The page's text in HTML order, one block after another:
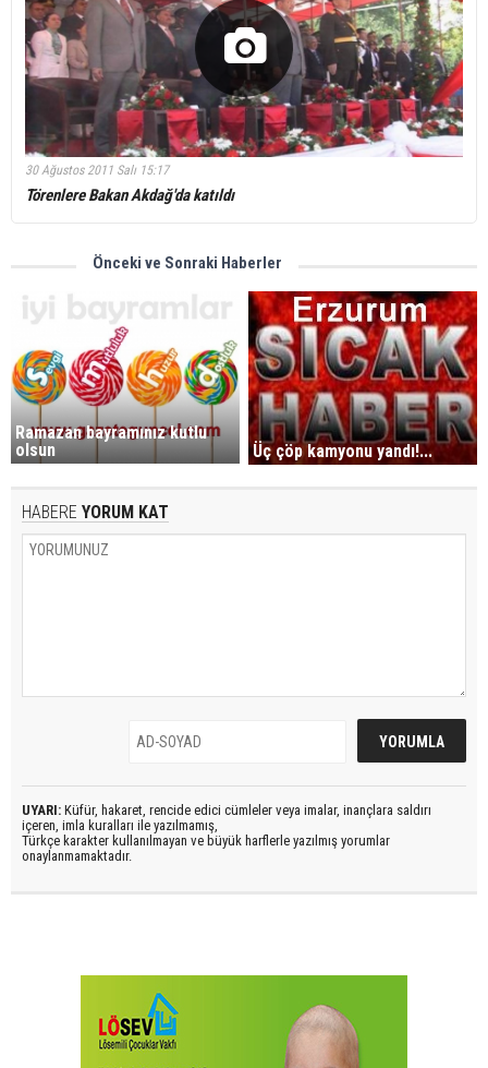
30 Ağustos 2011 Salı 15:17
Törenlere Bakan Akdağ'da katıldı
Önceki ve Sonraki Haberler
Ramazan bayramınız kutlu
olsun
Üç çöp kamyonu yandı!...
HABERE YORUM KAT
UYARI: Küfür, hakaret, rencide edici cümleler veya imalar, inançlara saldırı
içeren, imla kuralları ile yazılmamış,
Türkçe karakter kullanılmayan ve büyük harflerle yazılmış yorumlar
onaylanmamaktadır.